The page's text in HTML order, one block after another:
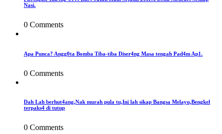
Nasi.
0 Comments
Apa Punca? Angg0ta Bomba Tiba-tiba Diser4ng Masa tengah Pad4m Ap1.
0 Comments
Dah Lah berhut4ang,Nak murah pula tu,Ini lah sikap Bangsa Melayu,Bengkel
terpaks4 di tutup
0 Comments